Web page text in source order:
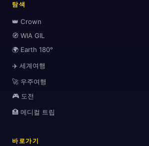
탐색
👑 Crown
🧭 WIA GIL
🌍 Earth 180°
✈️ 세계여행
🚀 우주여행
🎮 도전
🏥 메디컬 트립
바로가기